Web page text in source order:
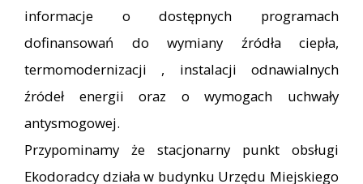
informacje o dostępnych programach
dofinansowań do wymiany źródła ciepła,
termomodernizacji , instalacji odnawialnych
źródeł energii oraz o wymogach uchwały
antysmogowej.
Przypominamy że stacjonarny punkt obsługi
Ekodoradcy działa w budynku Urzędu Miejskiego